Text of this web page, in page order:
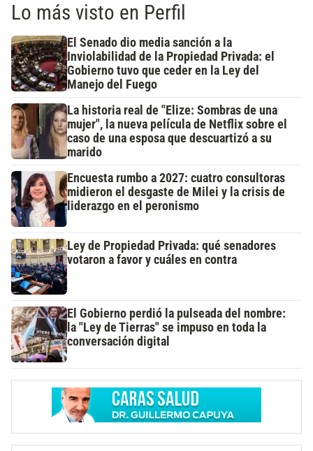
Lo más visto en Perfil
El Senado dio media sanción a la
Inviolabilidad de la Propiedad Privada: el
Gobierno tuvo que ceder en la Ley del
Manejo del Fuego
La historia real de "Elize: Sombras de una
mujer", la nueva película de Netflix sobre el
caso de una esposa que descuartizó a su
marido
Encuesta rumbo a 2027: cuatro consultoras
midieron el desgaste de Milei y la crisis de
liderazgo en el peronismo
Ley de Propiedad Privada: qué senadores
votaron a favor y cuáles en contra
El Gobierno perdió la pulseada del nombre:
la "Ley de Tierras" se impuso en toda la
conversación digital